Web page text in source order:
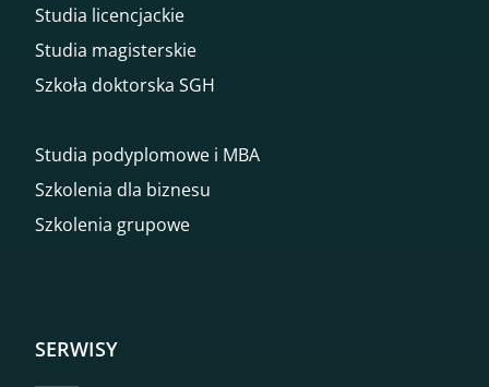
Studia licencjackie
Studia magisterskie
Szkoła doktorska SGH
Studia podyplomowe i MBA
Szkolenia dla biznesu
Szkolenia grupowe
SERWISY